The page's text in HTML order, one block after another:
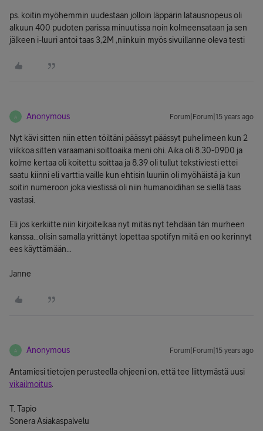
ps. koitin myöhemmin uudestaan jolloin läppärin latausnopeus oli
alkuun 400 pudoten parissa minuutissa noin kolmeensataan ja sen
jälkeen i-luuri antoi taas 3,2M ,niinkuin myös sivuillanne oleva testi
A Anonymous Forum|Forum|15 years ago
Nyt kävi sitten niin etten töiltäni päässyt päässyt puhelimeen kun 2
viikkoa sitten varaamani soittoaika meni ohi. Aika oli 8.30-0900 ja
kolme kertaa oli koitettu soittaa ja 8.39 oli tullut tekstiviesti ettei
saatu kiinni eli varttia vaille kun ehtisin luuriin oli myöhäistä ja kun
soitin numeroon joka viestissä oli niin humanoidihan se siellä taas
vastasi.
Eli jos kerkiitte niin kirjoitelkaa nyt mitäs nyt tehdään tän murheen
kanssa...olisin samalla yrittänyt lopettaa spotifyn mitä en oo kerinnyt
ees käyttämään...
Janne
A Anonymous Forum|Forum|15 years ago
Antamiesi tietojen perusteella ohjeeni on, että tee liittymästä uusi
vikailmoitus
T. Tapio
Sonera Asiakaspalvelu